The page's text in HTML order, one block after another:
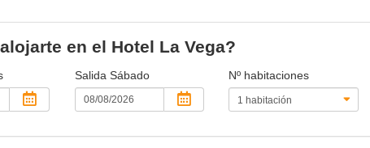
en el Hotel La Vega?
Salida Sábado Nº habitaciones